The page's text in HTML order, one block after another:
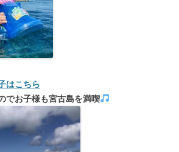
はこちら
でお子様も宮古島を満喫